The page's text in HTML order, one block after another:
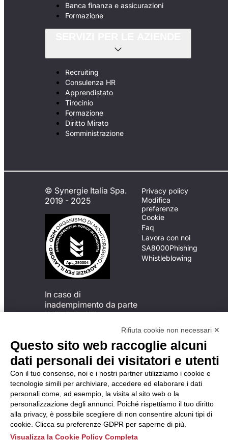
Banca finanza e assicurazioni
Formazione
Recruiting
Consulenza HR
Apprendistato
Tirocinio
Formazione
Diritto Mirato
Somministrazione
© Synergie Italia Spa.
2019 - 2025
In caso di
inadempimento da parte
della ApL delle
del Codice di Condotta, è
possibile presentare un
reclamo
all’Organismo di
Monitoraggio utilizzando
una delle modalità
descritte al seguente
indirizzo web
https://odm-
agenzielavoro.it/reclami/.
Privacy policy
Modifica
preferenze
Cookie
Faq
Lavora con noi
SA8000Phishing
Whistleblowing
Rifiuta cookie non necessari ✕
Questo sito web raccoglie alcuni
dati personali dei visitatori e utenti
Con il tuo consenso, noi e i nostri partner utilizziamo i cookie e
tecnologie simili per archiviare, accedere ed elaborare i dati
personali come, ad esempio, la visita al sito web o la
personalizzazione degli annunci. Poiché rispettiamo il tuo diritto
alla privacy, è possibile scegliere di non consentire alcuni tipi di
cookie. Clicca su preferenze GDPR per saperne di più.
Visualizza la Cookie Policy Completa